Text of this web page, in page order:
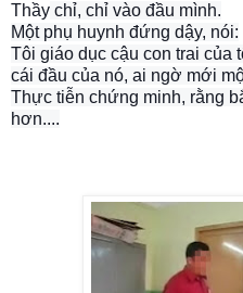
Thầy chỉ, chỉ vào đầu mình.
Một phụ huynh đứng dậy, nói:
Tôi giáo dục cậu con trai của
cái đầu của nó, ai ngờ mới
Thực tiễn chứng minh, rằng
hơn....